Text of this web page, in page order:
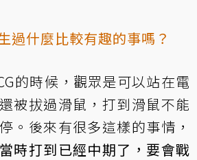
過什麼比較有趣的事嗎？
的時候，觀眾是可以站在電
被拔過滑鼠，打到滑鼠不能
。後來有很多這樣的事情，
當時打到已經中期了，要會戰